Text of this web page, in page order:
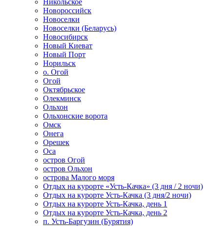
Никольское
Новороссийск
Новоселки
Новоселки (Беларусь)
Новосибирск
Новый Киеват
Новый Порт
Норильск
о. Огой
Огой
Октябрьское
Олекминск
Ольхон
Ольхонские ворота
Омск
Онега
Орешек
Оса
остров Огой
остров Ольхон
острова Малого моря
Отдых на курорте «Усть-Качка» (3 дня / 2 ночи)
Отдых на курорте Усть-Качка (3 дня/2 ночи)
Отдых на курорте Усть-Качка, день 1
Отдых на курорте Усть-Качка, день 2
п. Усть-Баргузин (Бурятия)